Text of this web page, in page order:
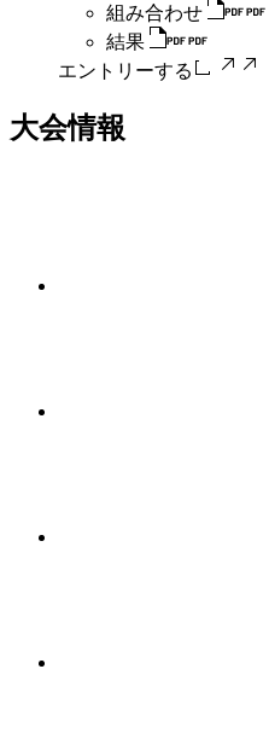
組み合わせ
結果
エントリーする
大会情報